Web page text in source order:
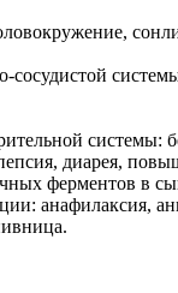
сосудистой
системы:
диарея,
ферментов в
анафилаксия,